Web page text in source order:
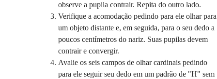
observe a pupila contrair. Repita do outro lado.
Verifique a acomodação pedindo para ele olhar para
um objeto distante e, em seguida, para o seu dedo a
poucos centímetros do nariz. Suas pupilas devem
contrair e convergir.
Avalie os seis campos de olhar cardinais pedindo
para ele seguir seu dedo em um padrão de "H" sem